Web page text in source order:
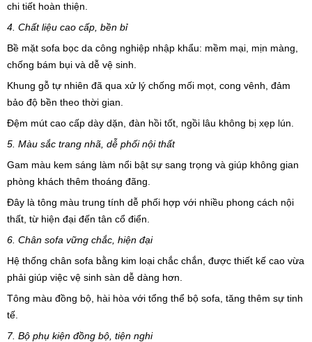
chi tiết hoàn thiện.
4. Chất liệu cao cấp, bền bỉ
Bề mặt sofa bọc da công nghiệp nhập khẩu: mềm mại, mịn màng,
chống bám bụi và dễ vệ sinh.
Khung gỗ tự nhiên đã qua xử lý chống mối mọt, cong vênh, đảm
bảo độ bền theo thời gian.
Đệm mút cao cấp dày dặn, đàn hồi tốt, ngồi lâu không bị xẹp lún.
5. Màu sắc trang nhã, dễ phối nội thất
Gam màu kem sáng làm nổi bật sự sang trọng và giúp không gian
phòng khách thêm thoáng đãng.
Đây là tông màu trung tính dễ phối hợp với nhiều phong cách nội
thất, từ hiện đại đến tân cổ điển.
6. Chân sofa vững chắc, hiện đại
Hệ thống chân sofa bằng kim loại chắc chắn, được thiết kế cao vừa
phải giúp việc vệ sinh sàn dễ dàng hơn.
Tông màu đồng bộ, hài hòa với tổng thể bộ sofa, tăng thêm sự tinh
tế.
7. Bộ phụ kiện đồng bộ, tiện nghi